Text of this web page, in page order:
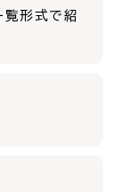
覧形式で紹